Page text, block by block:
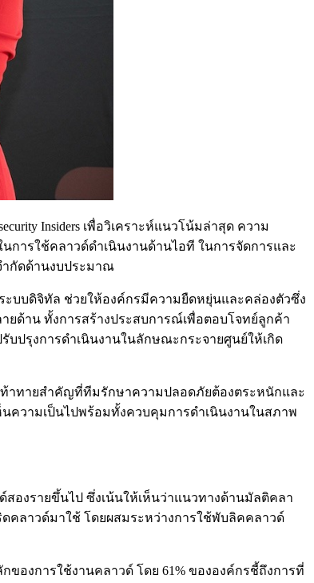
Insiders เพื่อวิเคราะห์แนวโน้มล่าสุด ความ
ารใช้คลาวด์ดำเนินงานด้านไอที ในการจัดการและ
ำกัดด้านงบประมาณ
ะบบดิจิทัล ช่วยให้องค์กรมีความยืดหยุ่นและคล่องตัวซึ่ง
ยด้าน ทั้งการสร้างประสบการณ์เพื่อตอบโจทย์ลูกค้า
บปรุงการดำเนินงานในลักษณะกระจายศูนย์ให้เกิด
ท้าทายสำคัญที่ทีมรักษาความปลอดภัยต้องตระหนักและ
ความเป็นไปพร้อมทั้งควบคุมการดำเนินงานในสภาพ
องรายขึ้นไป ซึ่งเน้นให้เห็นว่าแนวทางด้านมัลติคลา
คลาวด์มาใช้ โดยผสมระหว่างการใช้พับลิคคลาวด์
องการใช้งานคลาวด์ โดย 61% ขององค์กรชี้ถึงการที่